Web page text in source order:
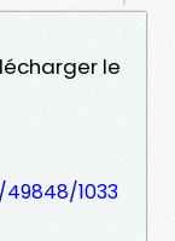
le
1033